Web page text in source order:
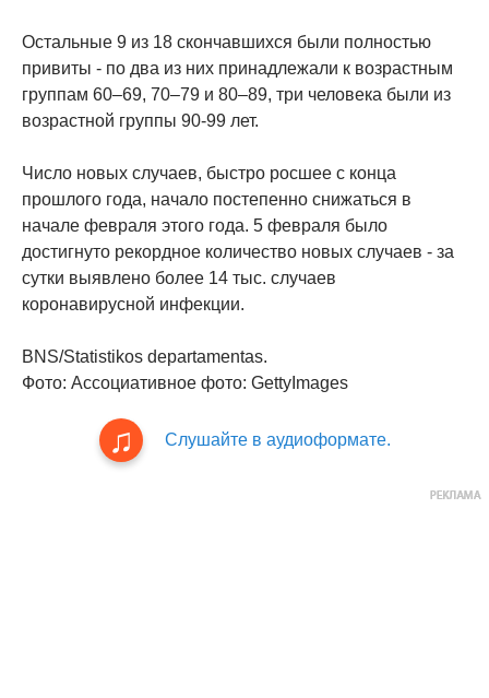
Остальные 9 из 18 скончавшихся были полностью
привиты - по два из них принадлежали к возрастным
группам 60–69, 70–79 и 80–89, три человека были из
возрастной группы 90-99 лет.
Число новых случаев, быстро росшее с конца
прошлого года, начало постепенно снижаться в
начале февраля этого года. 5 февраля было
достигнуто рекордное количество новых случаев - за
сутки выявлено более 14 тыс. случаев
коронавирусной инфекции.
BNS/Statistikos departamentas.
Фото: Ассоциативное фото: GettyImages
Слушайте в аудиоформате.